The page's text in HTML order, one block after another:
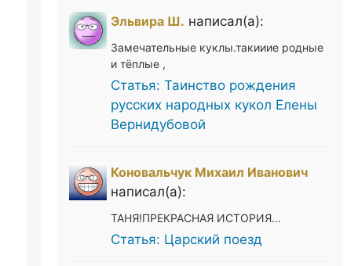
Эльвира Ш. написал(а):
Замечательные куклы.такииие родные
и тёплые ,
Статья: Таинство рождения
русских народных кукол Елены
Вернидубовой
Коновальчук Михаил Иванович
написал(а):
ТАНЯ!ПРЕКРАСНАЯ ИСТОРИЯ...
Статья: Царский поезд